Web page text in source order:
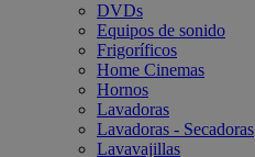
DVDs
Equipos de sonido
Frigoríficos
Home Cinemas
Hornos
Lavadoras
Lavadoras - Secadoras
Lavavajillas